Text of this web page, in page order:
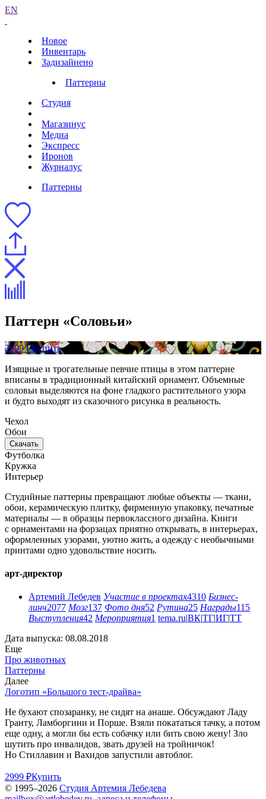
EN
Новое
Инвентарь
Задизайнено
Паттерны
Студия
Магазинус
Медиа
Экспресс
Иронов
Журналус
Паттерны
Паттерн «Соловьи»
2999 ₽Купить
Изящные и трогательные певчие птицы в этом паттерне
вписаны в традиционный китайский орнамент. Объемные
соловьи выделяются на фоне гладкого растительного узора
и будто выходят из сказочного рисунка в реальность.
Чехол
Обои
Скачать
Футболка
Кружка
Интерьер
Студийные паттерны превращают любые объекты — ткани,
обои, керамическую плитку, фирменную упаковку, печатные
материалы — в образцы первоклассного дизайна. Книги
с орнаментами на форзацах приятно открывать, в интерьерах,
оформленных узорами, уютно жить, а одежду с необычными
принтами одно удовольствие носить.
арт-директор
Артемий Лебедев Участие в проектах4310 Бизнес-
линч2077 Мозг137 Фото дня52 Рутина25 Награды115
Выступления42 Мероприятия1 tema.ru|ВК|ТГ|ИГ|ТТ
Дата выпуска: 08.08.2018
Еще
Про животных
Паттерны
Далее
Логотип «Большого тест-драйва»
Не бухают спозаранку, не сидят на анаше. Обсуждают Ладу
Гранту, Ламборгини и Порше. Взяли покататься тачку, а потом
еще одну, а могли бы есть собачку или бить свою жену! Зло
шутить про инвалидов, звать друзей на тройничок!
Но Стиллавин и Вахидов запустили автоблог.
2999 ₽Купить
© 1995–2026 Студия Артемия Лебедева